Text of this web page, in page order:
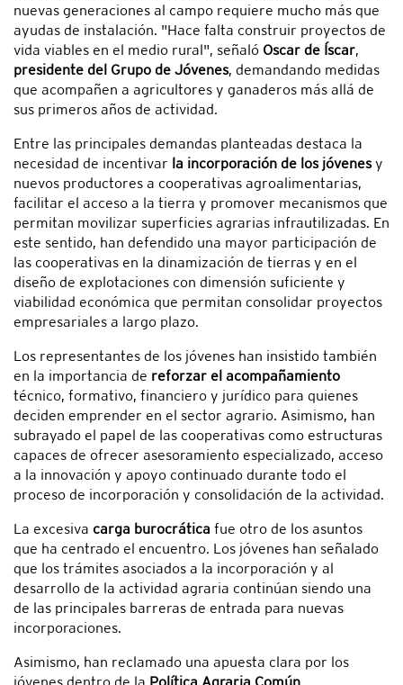
nuevas generaciones al campo requiere mucho más que
ayudas de instalación. "Hace falta construir proyectos de
vida viables en el medio rural", señaló Oscar de Íscar,
presidente del Grupo de Jóvenes, demandando medidas
que acompañen a agricultores y ganaderos más allá de
sus primeros años de actividad.
Entre las principales demandas planteadas destaca la
necesidad de incentivar la incorporación de los jóvenesy
nuevos productores a cooperativas agroalimentarias,
facilitar el acceso a la tierra y promover mecanismos que
permitan movilizar superficies agrarias infrautilizadas. En
este sentido, han defendido una mayor participación de
las cooperativas en la dinamización de tierras y en el
diseño de explotaciones con dimensión suficiente y
viabilidad económica que permitan consolidar proyectos
empresariales a largo plazo.
Los representantes de los jóvenes han insistido también
en la importancia de reforzar el acompañamiento
técnico, formativo, financiero y jurídico para quienes
deciden emprender en el sector agrario. Asimismo, han
subrayado el papel de las cooperativas como estructuras
capaces de ofrecer asesoramiento especializado, acceso
a la innovación y apoyo continuado durante todo el
proceso de incorporación y consolidación de la actividad.
La excesiva carga burocrática fue otro de los asuntos
que ha centrado el encuentro. Los jóvenes han señalado
que los trámites asociados a la incorporación y al
desarrollo de la actividad agraria continúan siendo una
de las principales barreras de entrada para nuevas
incorporaciones.
Asimismo, han reclamado una apuesta clara por los